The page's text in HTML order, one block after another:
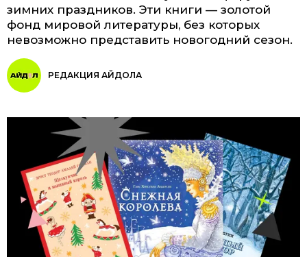
зимних праздников. Эти книги — золотой
фонд мировой литературы, без которых
невозможно представить новогодний сезон.
РЕДАКЦИЯ АЙДОЛА